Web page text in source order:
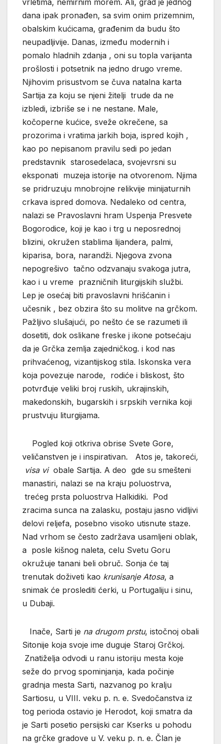
dana ipak pronađen, sa svim onim prizemnim,
obalskim kućicama, građenim da budu što
neupadljivije. Danas, između modernih i
pomalo hladnih zdanja , oni su topla varijanta
prošlosti i potsetnik na jedno drugo vreme.
Njihovim prisustvom se čuva natalna karta
Sartija za koju se njeni žitelji trude da ne
izbledi, izbriše se i ne nestane. Male,
kočoperne kućice, sveže okrečene, sa
prozorima i vratima jarkih boja, ispred kojih ,
kao po nepisanom pravilu sedi po jedan
predstavnik starosedelaca, svojevrsni su
eksponati muzeja istorije na otvorenom. Njima
se pridruzuju mnobrojne relikvije minijaturnih
crkava ispred domova. Nedaleko od centra,
nalazi se Pravoslavni hram Uspenja Presvete
Bogorodice, koji je kao i trg u neposrednoj
blizini, okružen stablima lijandera, palmi,
kiparisa, bora, narandži. Njegova zvona
nepogrešivo tačno odzvanaju svakoga jutra,
kao i u vreme prazničnih liturgijskih službi.
Lep je osećaj biti pravoslavni hrišćanin i
učesnik , bez obzira što su molitve na grčkom.
Pažljivo slušajući, po nešto će se razumeti ili
dosetiti, dok oslikane freske j ikone potsećaju
da je Grčka zemlja zajedničkog. i kod nas
prihvaćenog, vizantijskog stila. Iskonska vera
koja povezuje narode, rodiće i bliskost, što
potvrđuje veliki broj ruskih, ukrajinskih,
makedonskih, bugarskih i srpskih vernika koji
prustvuju liturgijama.
Pogled koji otkriva obrise Svete Gore,
veličanstven je i inspirativan. Atos je, takoreći,
visa viobale Sartija. A deo gde su smešteni
manastiri, nalazi se na kraju poluostrva,
trećeg prsta poluostrva Halkidiki. Pod
zracima sunca na zalasku, postaju jasno vidljivi
delovi reljefa, posebno visoko utisnute staze.
Nad vrhom se često zadržava usamljeni oblak,
a posle kišnog naleta, celu Svetu Goru
okružuje tanani beli obruč. Sonja će taj
trenutak doživeti kao krunisanje Atosa, a
snimak će proslediti ćerki, u Portugaliju i sinu,
u Dubaji.
Inače, Sarti je na drugom prstu, istočnoj obali
Sitonije koja svoje ime duguje Staroj Grčkoj.
Znatiželja odvodi u ranu istoriju mesta koje
seže do prvog spominjanja, kada počinje
gradnja mesta Sarti, nazvanog po kralju
Sartiosu, u VIII. veku p. n. e. Svedočanstva iz
tog perioda ostavio je Herodot, koji smatra da
je Sarti posetio persijski car Kserks u pohodu
na grčke gradove u V. veku p. n. e. Član je